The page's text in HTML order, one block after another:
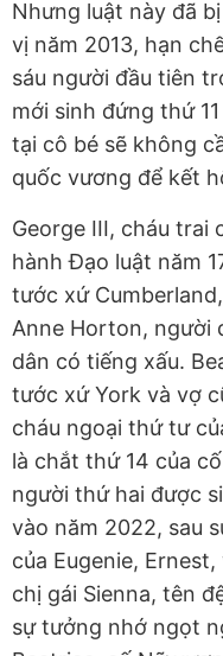
Nhưng luật này đã
vị năm 2013, hạn
sáu người đầu tiên
mới sinh đứng thứ
tại cô bé sẽ không
quốc vương để kết
George III, cháu trai
hành Đạo luật năm
tước xứ
Anne Horton, người
dân có tiếng xấu.
tước xứ York và vợ
cháu ngoại thứ tư
là chắt thứ 14 của
người thứ hai được
vào năm 2022, sau
của Eugenie,
chị gái Sienna, tên
sự tưởng nhớ ngọt